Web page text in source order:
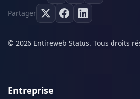
Partager
© 2026 Entireweb Status. Tous droits
Entreprise